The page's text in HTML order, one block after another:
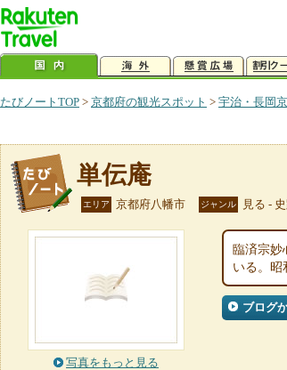
たびノートTOP > 京都府の観光スポット > 宇治・長岡
単伝庵
エリア 京都府八幡市 ジャンル 見る -
写真をもっと見る
臨済宗妙
いる。昭
ブログ